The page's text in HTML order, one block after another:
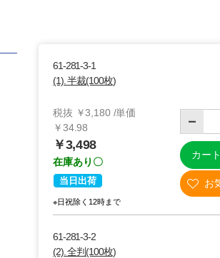
61-281-3-1
(1). 半裁(100枚)
税抜 ￥3,180 /単価
￥34.98
￥3,498
在庫あり〇
当日出荷
※日祝除く12時まで
カー
61-281-3-2
(2). 全判(100枚)